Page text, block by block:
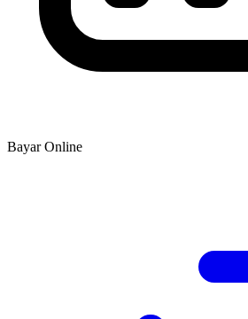
Bayar Online